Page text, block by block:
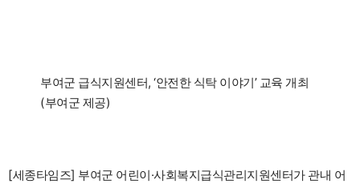
부여군 급식지원센터, ‘안전한 식탁 이야기’ 교육 개최
(부여군 제공)
[세종타임즈] 부여군 어린이·사회복지급식관리지원센터가 관내 어